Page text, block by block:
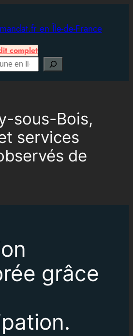
en Île-de-France
complet
sous-Bois,
services
de
grâce